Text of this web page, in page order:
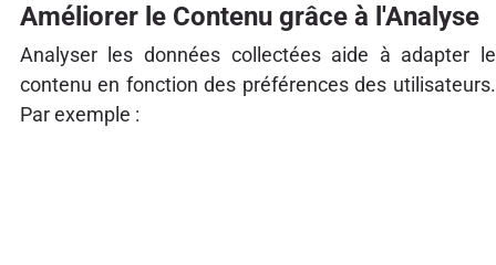
Améliorer le Contenu grâce à l'Analyse
Analyser les données collectées aide à adapter le
contenu en fonction des préférences des utilisateurs.
Par exemple :